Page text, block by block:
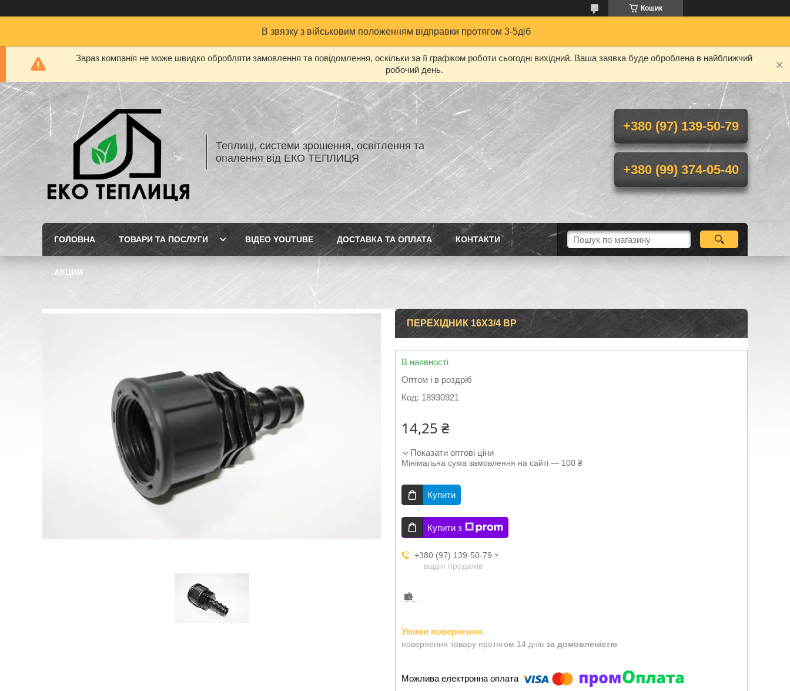
Кошик
В звязку з військовим положенням відправки протягом 3-5діб
Зараз компанія не може швидко обробляти замовлення та повідомлення, оскільки за її графіком роботи сьогодні вихідний. Ваша заявка буде оброблена в найближчий
робочий день.
Теплиці, системи зрошення, освітлення та
опалення від ЕКО ТЕПЛИЦЯ
+380 (97) 139-50-79
+380 (99) 374-05-40
ГОЛОВНА ТОВАРИ ТА ПОСЛУГИ ВІДЕО YOUTUBE ДОСТАВКА ТА ОПЛАТА КОНТАКТИ
АКЦИИ
ПЕРЕХІДНИК 16Х3/4 ВР
В наявності
Оптом і в роздріб
Код: 18930921
14,25 ₴
Показати оптові ціни
Мінімальна сума замовлення на сайті — 100 ₴
Купити
Купити з
+380 (97) 139-50-79
відділ продажів
повернення товару протягом 14 днів за домовленістю